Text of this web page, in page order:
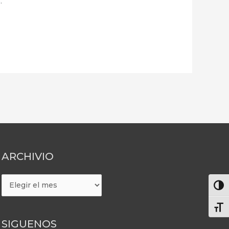
ARCHIVIO
ARCHIVIO
SIGUENOS